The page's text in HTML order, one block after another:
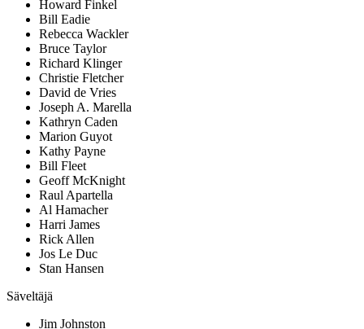
Howard Finkel
Bill Eadie
Rebecca Wackler
Bruce Taylor
Richard Klinger
Christie Fletcher
David de Vries
Joseph A. Marella
Kathryn Caden
Marion Guyot
Kathy Payne
Bill Fleet
Geoff McKnight
Raul Apartella
Al Hamacher
Harri James
Rick Allen
Jos Le Duc
Stan Hansen
Säveltäjä
Jim Johnston